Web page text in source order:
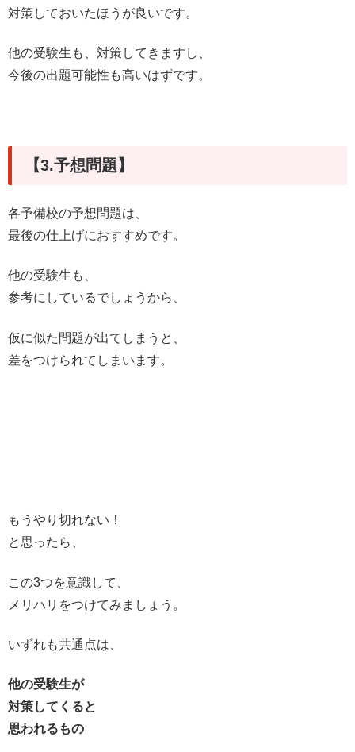
対策しておいたほうが良いです。
他の受験生も、対策してきますし、
今後の出題可能性も高いはずです。
【3.予想問題】
各予備校の予想問題は、
最後の仕上げにおすすめです。
他の受験生も、
参考にしているでしょうから、
仮に似た問題が出てしまうと、
差をつけられてしまいます。
もうやり切れない！
と思ったら、
この3つを意識して、
メリハリをつけてみましょう。
いずれも共通点は、
他の受験生が
対策してくると
思われるもの